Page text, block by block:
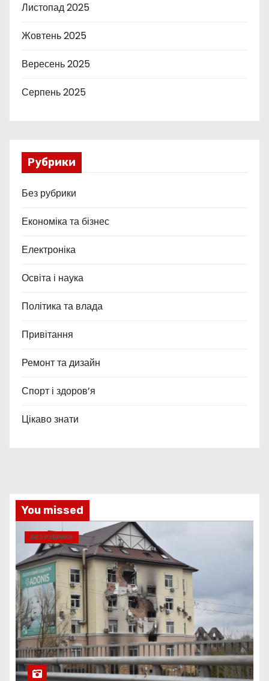
Листопад 2025
Жовтень 2025
Вересень 2025
Серпень 2025
Рубрики
Без рубрики
Економіка та бізнес
Електроніка
Освіта і наука
Політика та влада
Привітання
Ремонт та дизайн
Спорт і здоров’я
Цікаво знати
You missed
БЕЗ РУБРИКИ